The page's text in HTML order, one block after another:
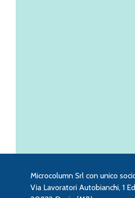
Microcolumn Srl con unico
Via Lavoratori Autobianchi, 1